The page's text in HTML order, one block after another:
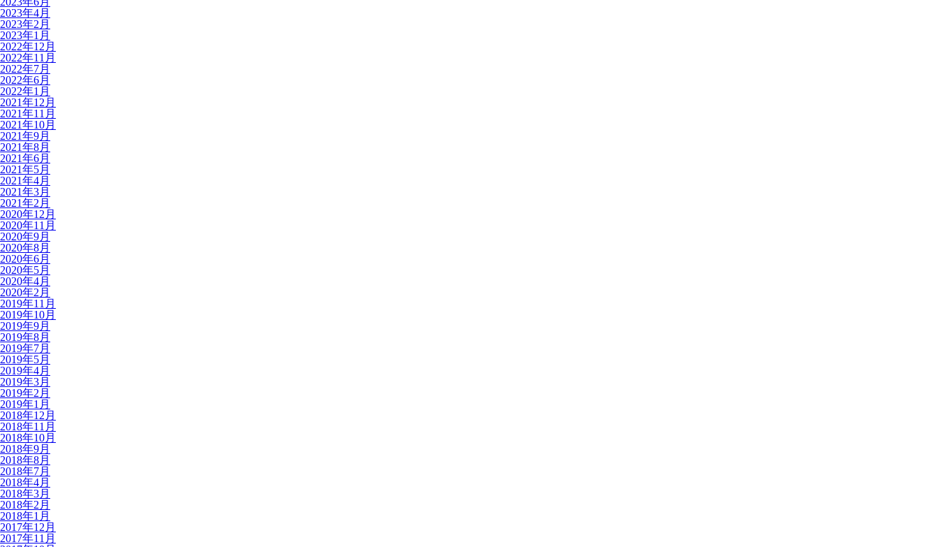
2023年4月
2023年2月
2023年1月
2022年12月
2022年11月
2022年7月
2022年6月
2022年1月
2021年12月
2021年11月
2021年10月
2021年9月
2021年8月
2021年6月
2021年5月
2021年4月
2021年3月
2021年2月
2020年12月
2020年11月
2020年9月
2020年8月
2020年6月
2020年5月
2020年4月
2020年2月
2019年11月
2019年10月
2019年9月
2019年8月
2019年7月
2019年5月
2019年4月
2019年3月
2019年2月
2019年1月
2018年12月
2018年11月
2018年10月
2018年9月
2018年8月
2018年7月
2018年4月
2018年3月
2018年2月
2018年1月
2017年12月
2017年11月